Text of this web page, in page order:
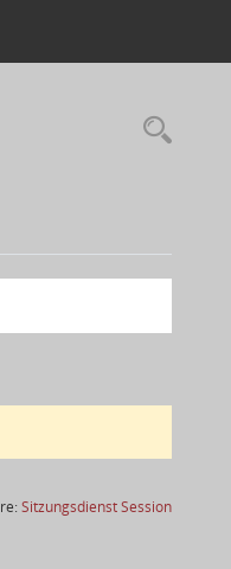
SitzungsdienstSession(Wird in